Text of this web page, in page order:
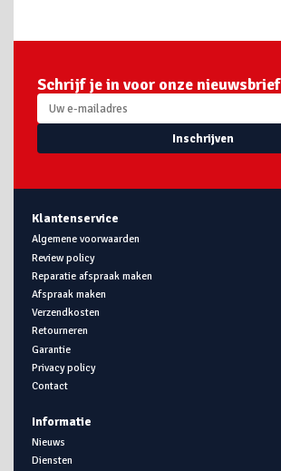
Schrijf je in voor onze nieuwsbrief
Inschrijven
Klantenservice
Algemene voorwaarden
Review policy
Reparatie afspraak maken
Afspraak maken
Verzendkosten
Retourneren
Garantie
Privacy policy
Contact
Informatie
Nieuws
Diensten